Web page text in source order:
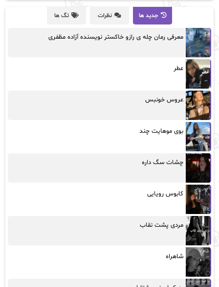
جدید ها نظرات تگ ها
معرفی رمان چله ی رازو خاکستر نویسنده آزاده مظفری
عطر
عروس خونبس
بوی موهایت چند
چشات سگ داره
کابوس رویایی
مردی پشت نقاب
شاهراه